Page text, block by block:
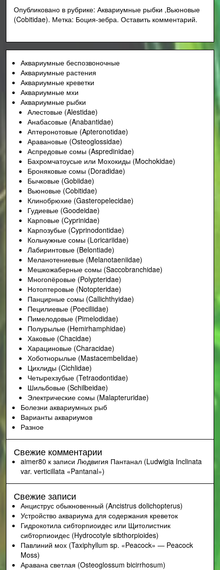
или
полосатая
(Botia
superciliaris,
Botia
striata)»
Опубликовано в рубрике: Аквариумные рыбки ,Вьюновые
(Cobitidae). Метка: Боция-зебра. Оставить комментарий.
Аквариумные беспозвоночные
Аквариумные растения
Аквариумные креветки
Аквариумные мхи
Аквариумные рыбки
Алестовые (Alestidae)
Анабасовые (Anabantidae)
Аптеронотовые (Apteronotidae)
Аравановые (Osteoglossidae)
Аспредовые сомы (Aspredinidae)
Бахромчатоусые или Мохокиды (Mochokidae)
Броняковые сомы (Doradidae)
Бычковые (Gobiidae)
Вьюновые (Cobitidae)
Клинобрюхие (Gasteropelecidae)
Гудиевые (Goodeidae)
Карповые (Cyprinidae)
Карпозубые (Cyprinodontidae)
Кольчужные сомы (Loricariidae)
Лабиринтовые (Belontiade)
Меланотениевые (Melanotaeniidae)
Мешкожаберные сомы (Saccobranchidae)
Многопёровые (Polypteridae)
Нотоптеровые (Notopteridae)
Панцирные сомы (Callichthyidae)
Пецилиевые (Poeciliidae)
Пимелодовые (Pimelodidae)
Полурылые (Hemirhamphidae)
Хаковые (Chacidae)
Харациновые (Characidae)
Хоботнорылые (Mastacembelidae)
Цихлиды (Cichlidae)
Четырехзубые (Tetraodontidae)
Шильбовые (Schilbeidae)
Электрические сомы (Malapteruridae)
Болезни аквариумных рыб
Варианты аквариумов
Разное
Свежие комментарии
aimer80 к записи Людвигия Пантанал (Ludwigia Inclinata
var. verticillata «Pantanal»)
Свежие записи
Анциструс обыкновенный (Ancistrus dolichopterus)
Устройство аквариума для содержания креветок
Гидрокотила сибторпиоидес или Щитолистник
сибторпиоидес (Hydrocotyle sibthorpioides)
Павлиний мох (Taxiphyllum sp. «Peacock» — Peacock
Moss)
Аравана светлая (Osteoglossum bicirrhosum)